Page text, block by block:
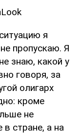
я
пропускаю. Я
знаю, какой у
говоря, за
олигарх
кроме
не
в стране, а на